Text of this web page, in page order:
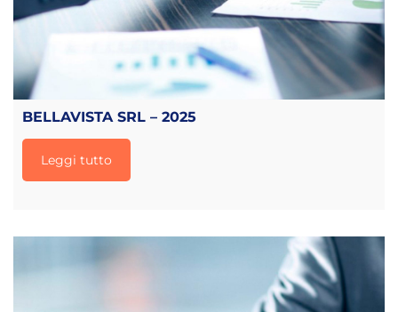
BELLAVISTA SRL – 2025
Leggi tutto